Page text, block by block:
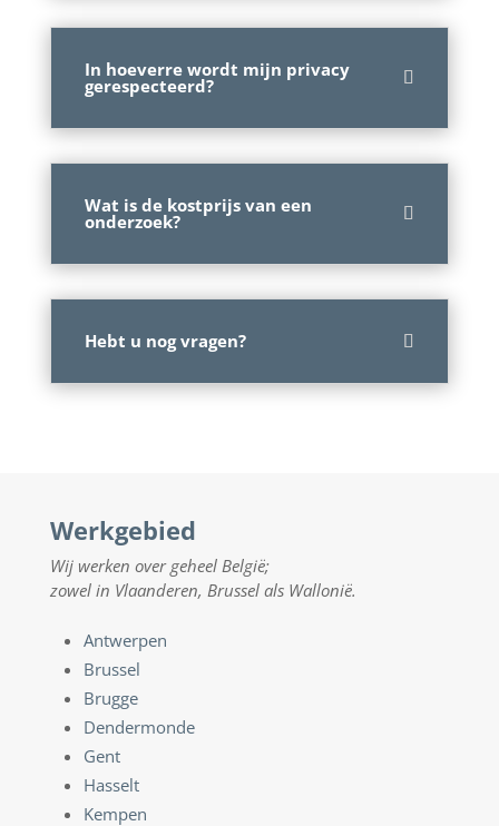
In hoeverre wordt mijn privacy
gerespecteerd?
Wat is de kostprijs van een
onderzoek?
Hebt u nog vragen?
Werkgebied
Wij werken over geheel België;
zowel in Vlaanderen, Brussel als Wallonië.
Antwerpen
Brussel
Brugge
Dendermonde
Gent
Hasselt
Kempen